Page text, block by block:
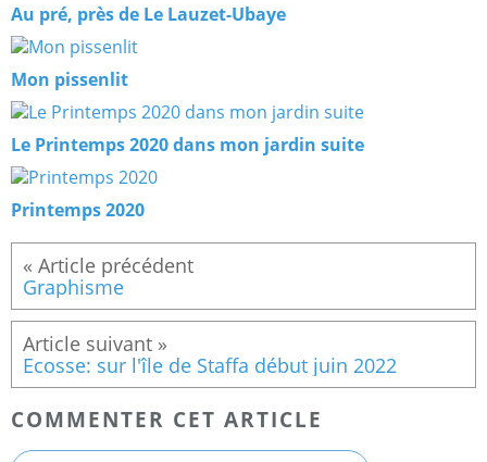
Au pré, près de Le Lauzet-Ubaye
Mon pissenlit
Le Printemps 2020 dans mon jardin suite
Printemps 2020
Graphisme
Ecosse: sur l'île de Staffa début juin 2022
COMMENTER CET ARTICLE